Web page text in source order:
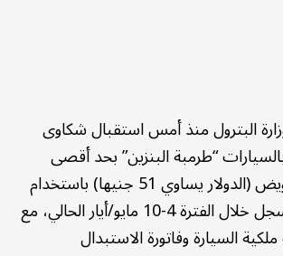
البترول منذ أمس استقبال شكاوى
“طرمبة البنزين” بحد أقصى
2000 جنيه للتعويض (الدولار يساوي 51 جنيها) باستخدام
رقم الشكوى المسجل خلال الفترة 4-10 مايو/أيار الحالي، مع
السيارة وفاتورة الاستبدال